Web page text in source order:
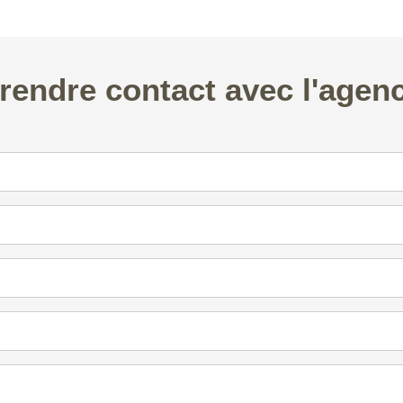
contact avec